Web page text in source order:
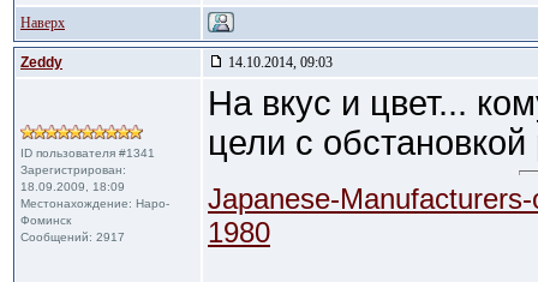
Наверх
Zeddy 14.10.2014, 09:03
ID пользователя #1341
Зарегистрирован:
18.09.2009, 18:09
Местонахождение: Наро-
Фоминск
Сообщений: 2917
На вкус и цвет...
цели с
Japanese-
1980